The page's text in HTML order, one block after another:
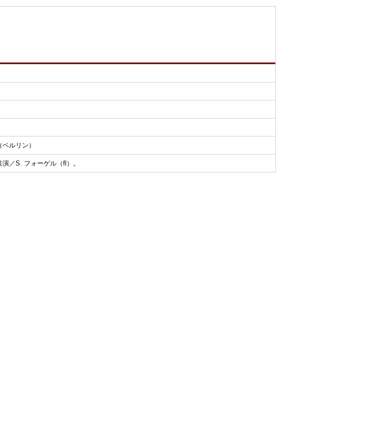
ルリン）
／S. フォーゲル（fl）。